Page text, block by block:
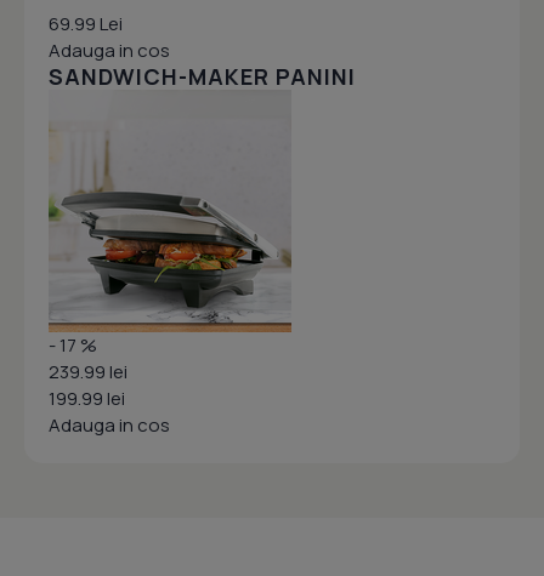
69.99 Lei
Adauga in cos
SANDWICH-MAKER PANINI
- 17 %
239.99 lei
199.99 lei
Adauga in cos